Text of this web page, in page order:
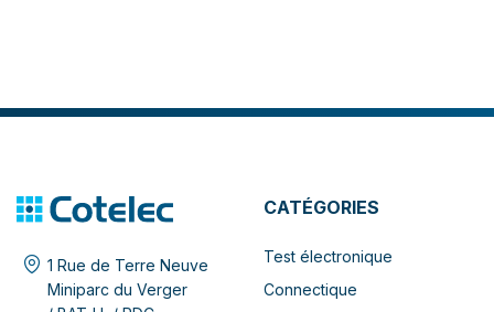
1 Rue de Terre Neuve
Miniparc du Verger
CATÉGORIES
Test électronique
Connectique